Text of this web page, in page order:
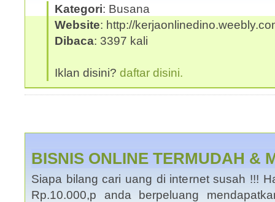
Kategori: Busana
Website: http://
Dibaca: 3397 kali
Iklan disini? daftar disini.
BISNIS ONLINE TERMUDAH &
Siapa bilang cari uang di internet susah !!!
Rp.10.000,p anda berpeluang